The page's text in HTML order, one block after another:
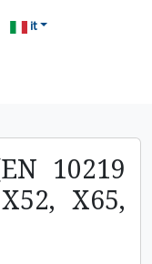
it
10219
X65,